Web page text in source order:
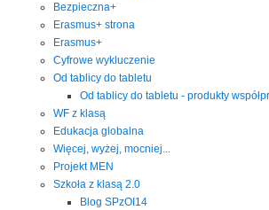
Bezpieczna+
Erasmus+ strona
Erasmus+
Cyfrowe wykluczenie
Od tablicy do tabletu
Od tablicy do tabletu - produkty
WF z klasą
Edukacja globalna
Więcej, wyżej, mocniej...
Projekt MEN
Szkoła z klasą 2.0
Blog SPzOI14